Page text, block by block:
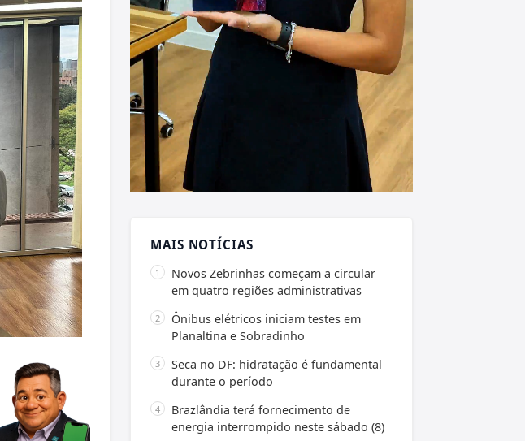
MAIS NOTÍCIAS
Novos Zebrinhas começam a circular
em quatro regiões administrativas
Ônibus elétricos iniciam testes em
Planaltina e Sobradinho
Seca no DF: hidratação é fundamental
durante o período
Brazlândia terá fornecimento de
energia interrompido neste sábado (8)